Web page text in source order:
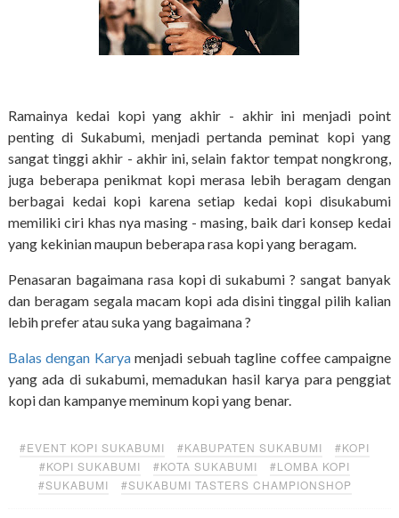
Ramainya kedai kopi yang akhir - akhir ini menjadi point
penting di Sukabumi, menjadi pertanda peminat kopi yang
sangat tinggi akhir - akhir ini, selain faktor tempat nongkrong,
juga beberapa penikmat kopi merasa lebih beragam dengan
berbagai kedai kopi karena setiap kedai kopi disukabumi
memiliki ciri khas nya masing - masing, baik dari konsep kedai
yang kekinian maupun beberapa rasa kopi yang beragam.
Penasaran bagaimana rasa kopi di sukabumi ? sangat banyak
dan beragam segala macam kopi ada disini tinggal pilih kalian
lebih prefer atau suka yang bagaimana ?
Balas dengan Karyamenjadi sebuah tagline coffee campaigne
yang ada di sukabumi, memadukan hasil karya para penggiat
kopi dan kampanye meminum kopi yang benar.
#EVENT KOPI SUKABUMI #KABUPATEN SUKABUMI
#KOPI
#KOPI SUKABUMI
#KOTA SUKABUMI
#LOMBA KOPI
#SUKABUMI
#SUKABUMI TASTERS CHAMPIONSHOP